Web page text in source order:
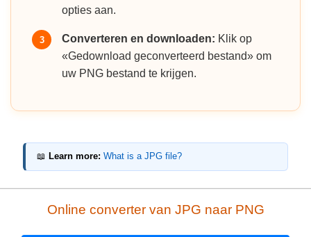
opties aan.
3 Converteren en downloaden: Klik op
«Gedownload geconverteerd bestand» om
uw PNG bestand te krijgen.
📖 Learn more: What is a JPG file?
Online converter van JPG naar PNG